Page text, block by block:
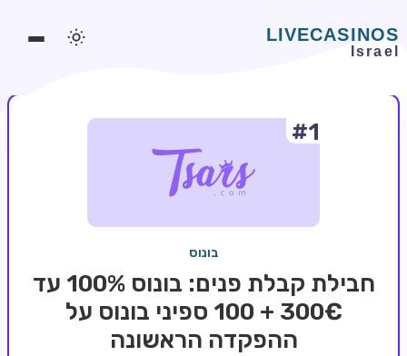
משחקים אונליין
בלאקג'ק אונליין
#1
בונוס
חבילת קבלת פנים: בונוס 100% עד
300€ + 100 ספיני בונוס על
ההפקדה הראשונה